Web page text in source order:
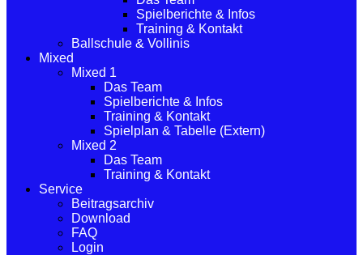
Spielberichte & Infos
Training & Kontakt
Ballschule & Vollinis
Mixed
Mixed 1
Das Team
Spielberichte & Infos
Training & Kontakt
Spielplan & Tabelle (Extern)
Mixed 2
Das Team
Training & Kontakt
Service
Beitragsarchiv
Download
FAQ
Login